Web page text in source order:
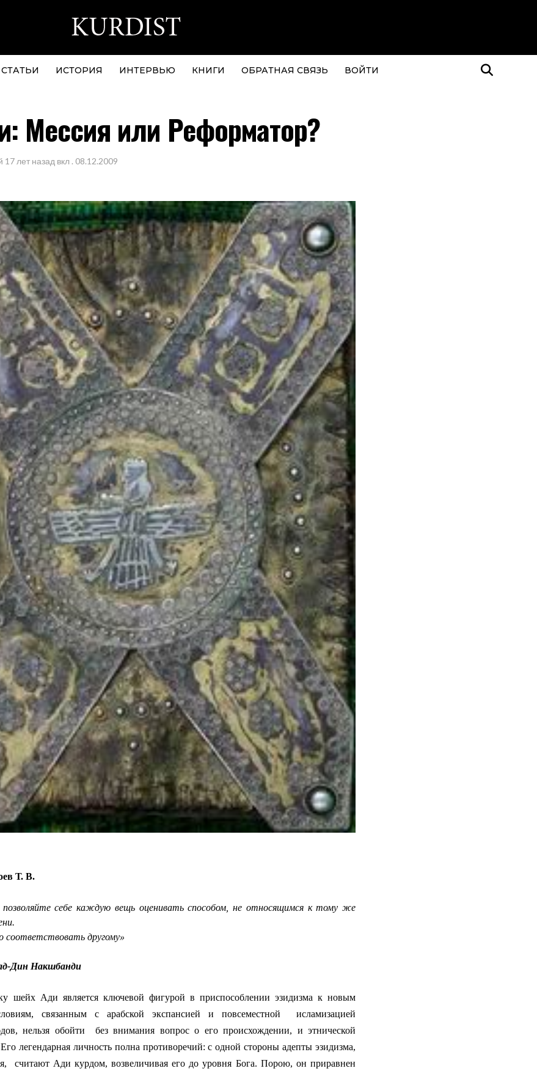
СТАТЬИ ИСТОРИЯ ИНТЕРВЬЮ КНИГИ ОБРАТНАЯ СВЯЗЬ ВОЙТИ
Мессия или Реформатор?
17 лет назад вкл . 08.12.2009
Т. В.
позволяйте себе каждую вещь оцениватьспособом, не относящимся к тому же
соответствовать другому»
Дин Накшбанди
шейх Ади является ключевой фигурой в приспособлении эзидизма к новым
связанным с арабской экспансией и повсеместной
исламизацией
нельзя обойти
без внимания вопрос о его происхождении, и этнической
Его легендарная личность полна противоречий: с одной стороны адепты эзидизма,
считают Ади курдом, возвеличивая его доуровня Бога. Порою, он приравнен